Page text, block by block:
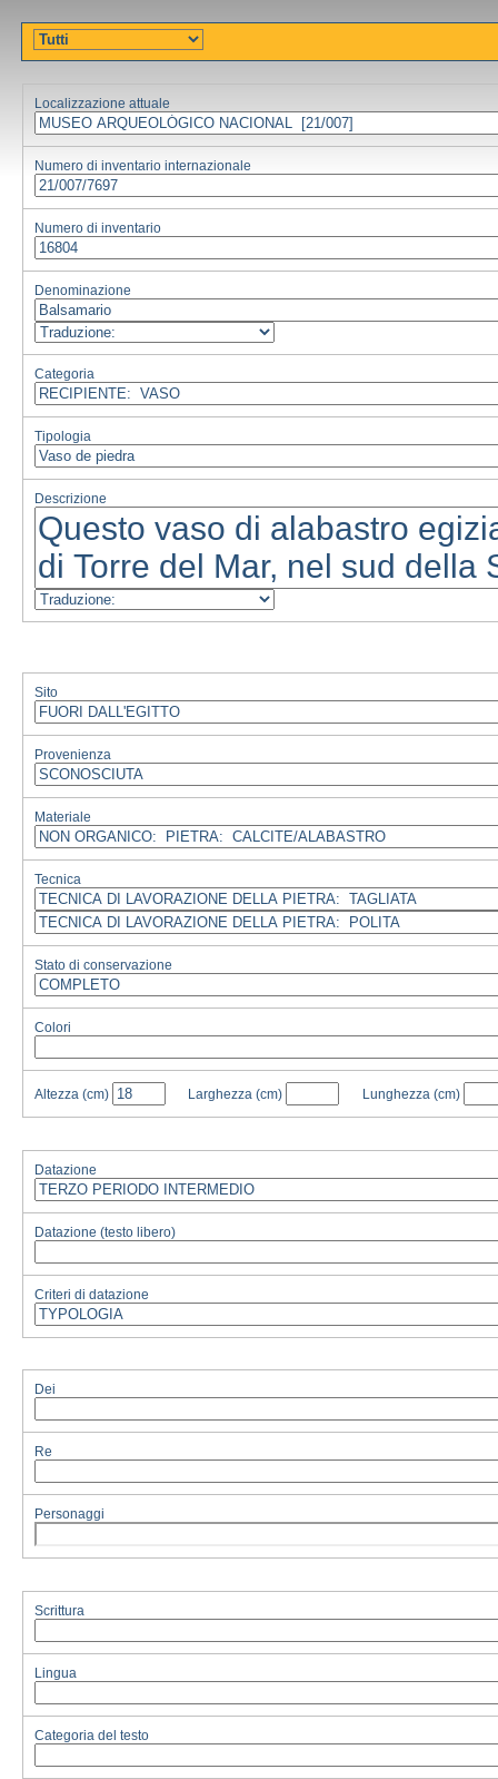
Localizzazione attuale
Numero di inventario internazionale
Numero di inventario
Denominazione
Categoria
Tipologia
Descrizione
Sito
Provenienza
Materiale
Tecnica
Stato di conservazione
Colori
Altezza (cm) Larghezza (cm) Lunghezza (cm)
Datazione
Datazione (testo libero)
Criteri di datazione
Dei
Re
Personaggi
Scrittura
Lingua
Categoria del testo